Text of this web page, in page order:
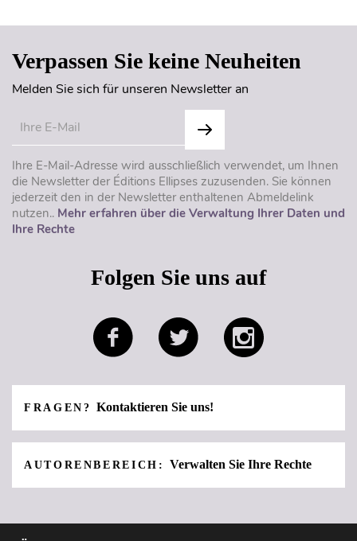
Verpassen Sie keine Neuheiten
Melden Sie sich für unseren Newsletter an
Ihre E-Mail-Adresse wird ausschließlich verwendet, um Ihnen
die Newsletter der Éditions Ellipses zuzusenden. Sie können
jederzeit den in der Newsletter enthaltenen Abmeldelink
nutzen.. Mehr erfahren über die Verwaltung Ihrer Daten und
Ihre Rechte
Folgen Sie uns auf
FRAGEN? Kontaktieren Sie uns!
AUTORENBEREICH: Verwalten Sie Ihre Rechte